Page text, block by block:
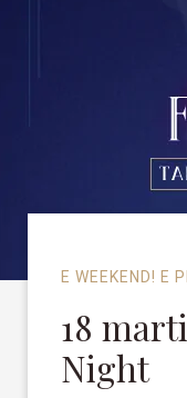
E WEEKEND! E
18
Night